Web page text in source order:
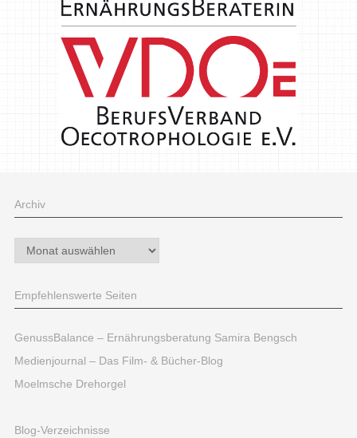
Archiv
Archiv
Empfehlenswerte Seiten
GenussBalance – Ernährungsberatung Samira Bengsch
Medienjournal – Das Film- & Bücher-Blog
Moelmsche Drehorgel
Blog-Verzeichnisse